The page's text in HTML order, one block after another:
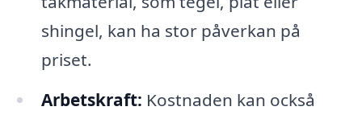
shingel, kan ha stor påverkan på
priset.
Arbetskraft: Kostnaden kan också